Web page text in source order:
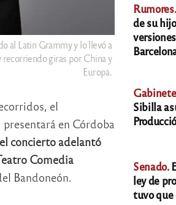
al Latin Grammy y lo llevó a
giras por China y
Europa.
el
presentará en Córdoba
concierto adelantó
Comedia
Bandoneón.
Rumores.
de su
Sibilla
Senado.
ley de
tuvo